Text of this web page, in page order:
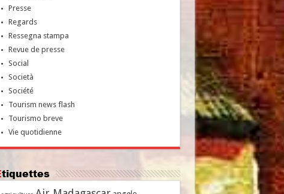
Presse
Regards
Ressegna stampa
Revue de presse
Social
Società
Société
Tourism news flash
Tourismo breve
Vie quotidienne
Étiquettes